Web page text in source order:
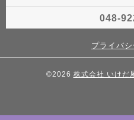
048-
プライバ
©2026 株式会社 いけだ